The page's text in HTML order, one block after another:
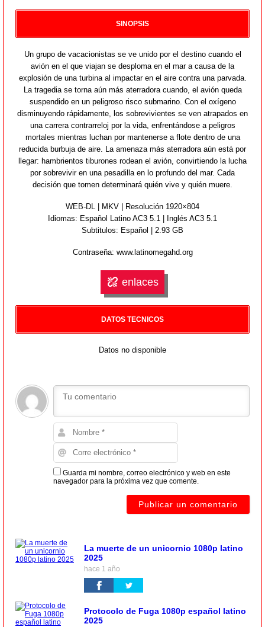
SINOPSIS
Un grupo de vacacionistas se ve unido por el destino cuando el
avión en el que viajan se desploma en el mar a causa de la
explosión de una turbina al impactar en el aire contra una parvada.
La tragedia se torna aún más aterradora cuando, el avión queda
suspendido en un peligroso risco submarino. Con el oxígeno
disminuyendo rápidamente, los sobrevivientes se ven atrapados en
una carrera contrarreloj por la vida, enfrentándose a peligros
mortales mientras luchan por mantenerse a flote dentro de una
reducida burbuja de aire. La amenaza más aterradora aún está por
llegar: hambrientos tiburones rodean el avión, convirtiendo la lucha
por sobrevivir en una pesadilla en lo profundo del mar. Cada
decisión que tomen determinará quién vive y quién muere.
WEB-DL | MKV | Resolución 1920×804
Idiomas: Español Latino AC3 5.1 | Inglés AC3 5.1
Subtitulos: Español | 2.93 GB
Contraseña: www.latinomegahd.org
enlaces
DATOS TECNICOS
Datos no disponible
Guarda mi nombre, correo electrónico y web en este
navegador para la próxima vez que comente.
La muerte de un unicornio 1080p latino
2025
hace 1 año
Protocolo de Fuga 1080p español latino
2025